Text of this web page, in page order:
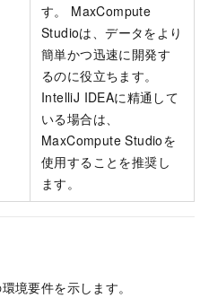
す。 MaxCompute
Studioは、データをより
簡単かつ迅速に開発す
るのに役立ちます。
IntelliJ IDEAに精通して
いる場合は、
MaxCompute Studioを
使用することを推奨し
ます。
境要件を示します。